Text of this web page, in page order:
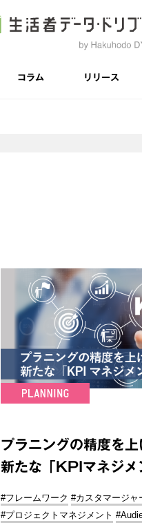
コラム リリース
プラニングの精度を
新たな「KPIマネジメ
#フレームワーク #カスタマージャ
#プロジェクトマネジメント